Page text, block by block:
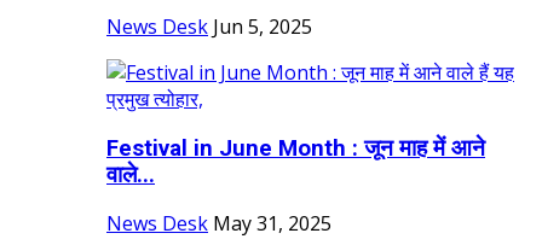
News Desk Jun 5, 2025
Festival in June Month : जून माह में आने
वाले...
News Desk May 31, 2025